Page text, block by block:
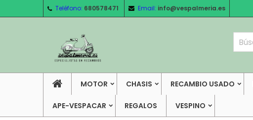
Teléfono: 680578471 Email: info@vespalmeria.es
MOTOR CHASIS RECAMBIO USADO
APE-VESPACAR REGALOS VESPINO